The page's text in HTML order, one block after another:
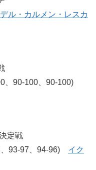
ル・カルメン・レスカ
、90-100、90-100)
定戦
93-97、94-96) イク